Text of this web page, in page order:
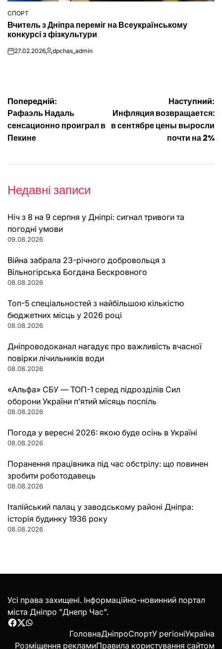
ОПУБЛІКУВАТИ
У
СПОРТ
Вчитель з Дніпра переміг на Всеукраїнському
конкурсі з фізкультури
on27.02.2026Опубліковано
dpchas_admin
Навігація
записів
Попередній:
Рафаэль Надаль
сенсационно проиграл в
Пекине
Наступний:
Инфляция возвращается:
в сентябре цены выросли
почти на 2%
Недавні записи
Ніч з 8 на 9 серпня у Дніпрі: сигнал тривоги та
погодні умови
09.08.2026
Війна забрала 23-річного добровольця з
Вільногірська Богдана Бескровного
08.08.2026
Топ-5 спеціальностей з найбільшою кількістю
бюджетних місць у 2026 році
08.08.2026
Дніпроводоканал нагадує про важливість вчасної
повірки лічильників води
08.08.2026
«Альфа» СБУ — ТОП-1 серед підрозділів Сил
оборони України п’ятий місяць поспіль
08.08.2026
Погода у вересні 2026: якою буде осінь в Україні
08.08.2026
Поранення працівника під час обстрілу: що повинен
зробити роботодавець
08.08.2026
Італійський палац у заводському районі Дніпра:
історія будинку 1936 року
08.08.2026
Усі права захищені. Інформаційно-новинний портал
міста Дніпро "Днепр Час".
Facebook
Twitter
WhatsApp
ГоловнаДніпроСпортУ регіоніУкраїна
Розміщення рекламиПравила користування сайтом